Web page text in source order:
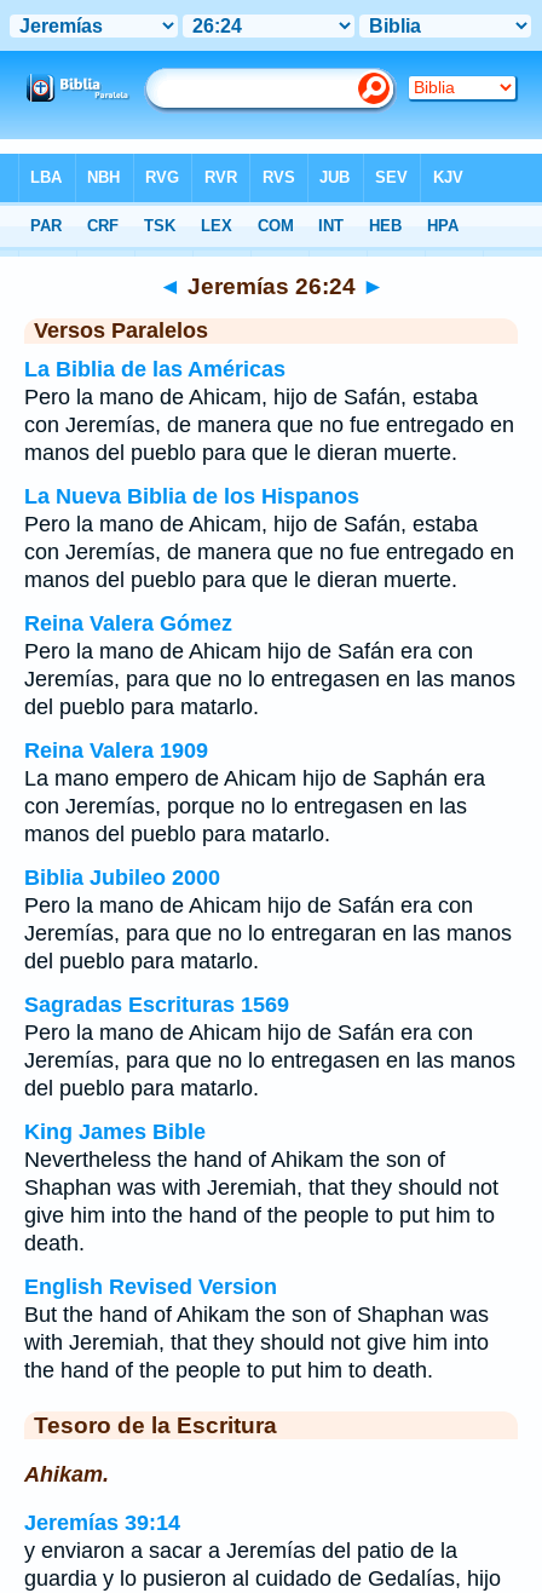
>Jeremías Capítulo 26 > Verso 24
◄ Jeremías 26:24 ►
Versos Paralelos
La Biblia de las Américas
Pero la mano de Ahicam, hijo de Safán, estaba
con Jeremías, de manera que no fue entregado en
manos del pueblo para que le dieran muerte.
La Nueva Biblia de los Hispanos
Pero la mano de Ahicam, hijo de Safán, estaba
con Jeremías, de manera que no fue entregado en
manos del pueblo para que le dieran muerte.
Reina Valera Gómez
Pero la mano de Ahicam hijo de Safán era con
Jeremías, para que no lo entregasen en las manos
del pueblo para matarlo.
Reina Valera 1909
La mano empero de Ahicam hijo de Saphán era
con Jeremías, porque no lo entregasen en las
manos del pueblo para matarlo.
Biblia Jubileo 2000
Pero la mano de Ahicam hijo de Safán era con
Jeremías, para que no lo entregaran en las manos
del pueblo para matarlo.
Sagradas Escrituras 1569
Pero la mano de Ahicam hijo de Safán era con
Jeremías, para que no lo entregasen en las manos
del pueblo para matarlo.
King James Bible
Nevertheless the hand of Ahikam the son of
Shaphan was with Jeremiah, that they should not
give him into the hand of the people to put him to
death.
English Revised Version
But the hand of Ahikam the son of Shaphan was
with Jeremiah, that they should not give him into
the hand of the people to put him to death.
Tesoro de la Escritura
Ahikam.
Jeremías 39:14
y enviaron a sacar a Jeremías del patio de la
guardia y lo pusieron al cuidado de Gedalías, hijo